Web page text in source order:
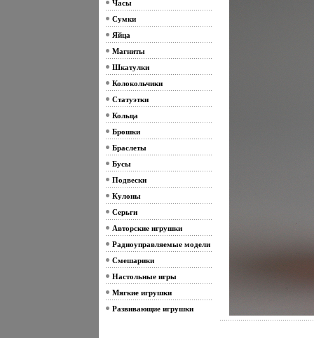
Часы
Сумки
Яйца
Магниты
Шкатулки
Колокольчики
Статуэтки
Кольца
Брошки
Браслеты
Бусы
Подвески
Кулоны
Серьги
Авторские игрушки
Радиоуправляемые модели
Смешарики
Настольные игры
Мягкие игрушки
Развивающие игрушки